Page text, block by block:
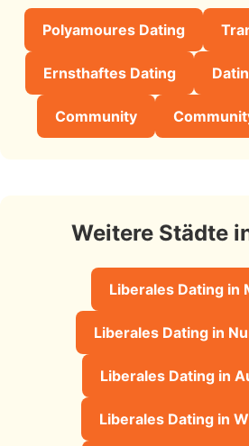
Polyamoures Dating
Ernsthaftes Dating
Community
Weitere Städte
Liberales Dating in
Liberales Dating in
Liberales Dating in
Liberales Dating in